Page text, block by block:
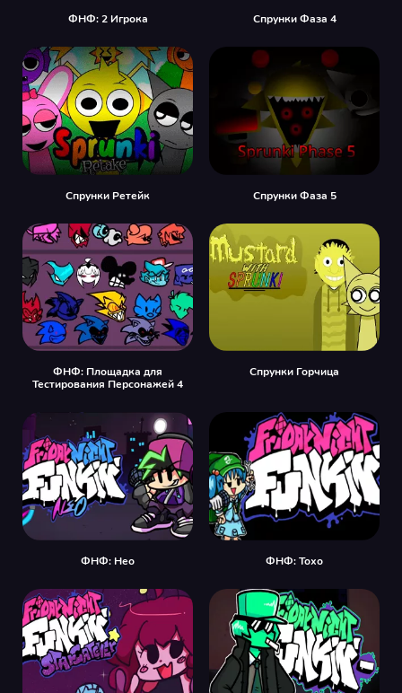
ФНФ: 2 Игрока Спрунки Фаза 4
Спрунки Ретейк Спрунки Фаза 5
ФНФ: Площадка для
Тестирования Персонажей 4
Спрунки Горчица
ФНФ: Нео ФНФ: Тохо